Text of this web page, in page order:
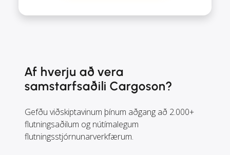
Af hverju að vera
samstarfsaðili Cargoson?
Gefðu viðskiptavinum þínum aðgang að 2.000+
flutningsaðilum og nútímalegum
flutningsstjórnunarverkfærum.